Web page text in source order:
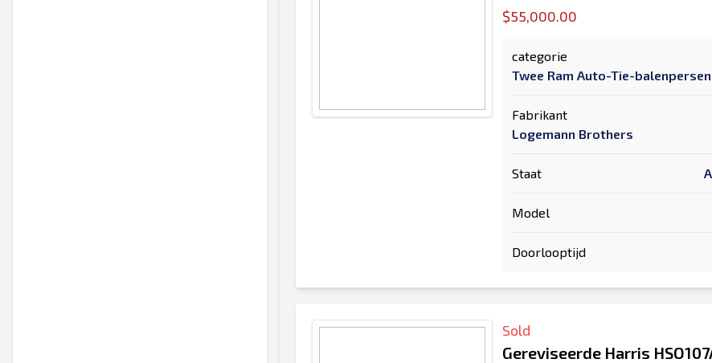
$55,000.00
categorie
Twee Ram Auto-Tie-balenpersen
Fabrikant
Logemann Brothers
Staat
Model
Doorlooptijd
Sold
Gereviseerde Harris